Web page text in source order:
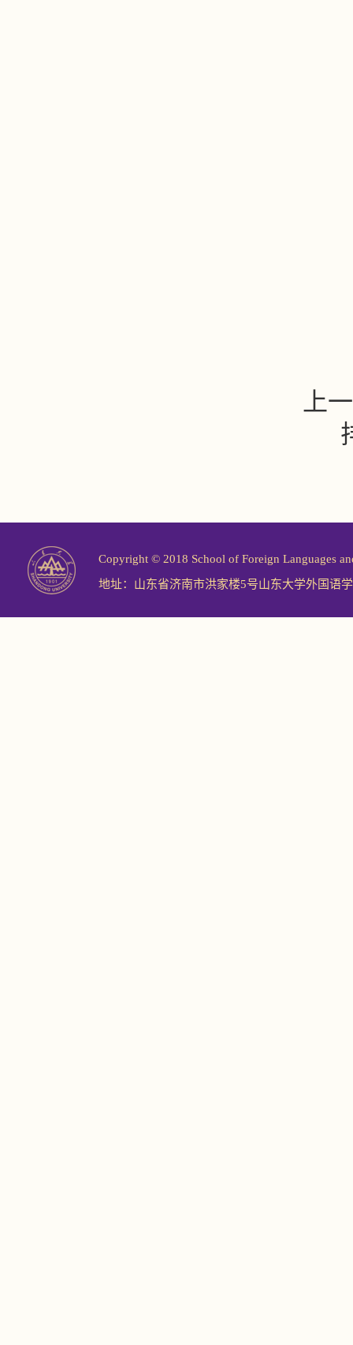
上
Copyright © 2018 School of Foreign Languages
地址：山东省济南市洪家楼5号山东大学外国语